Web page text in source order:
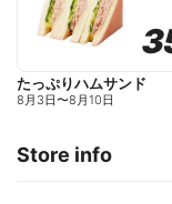
たっぷりハムサンド
8月3日〜8月10日
Store info